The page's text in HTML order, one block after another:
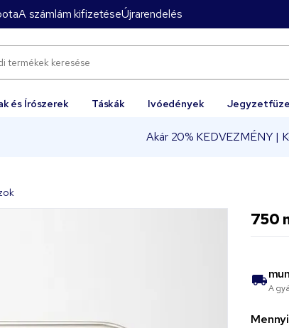
A számlám kifizetéseÚjrarendelés
és Írószerek Táskák Ivóedények
Akár 20% KEDVEZMÉNY |
750
A